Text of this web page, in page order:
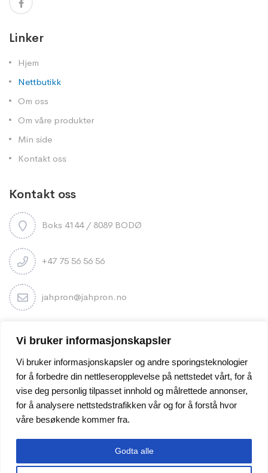
Vi bruker informasjonskapsler
Vi bruker informasjonskapsler og andre sporingsteknologier
for å forbedre din nettleseropplevelse på nettstedet vårt, for å
vise deg personlig tilpasset innhold og målrettede annonser,
for å analysere nettstedstrafikken vår og for å forstå hvor
våre besøkende kommer fra.
Godta alle
Linker
Hjem
Nettbutikk
Om oss
Om våre produkter
Min side
Kontakt oss
Kontakt oss
Boks 4144 / 8089 BODØ
+47 75 56 56 56
jahpron@jahpron.no
Nyhetsbrev